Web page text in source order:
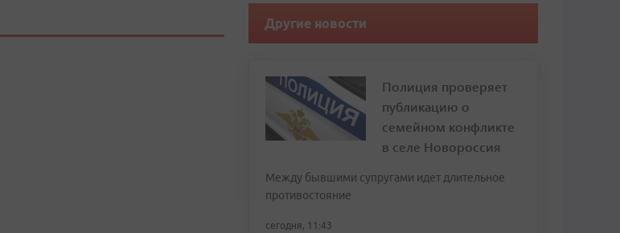
Другие новости
Полиция проверяет
публикацию о
семейном конфликте
в селе Новороссия
Между бывшими супругами идет длительное
противостояние
сегодня, 11:43